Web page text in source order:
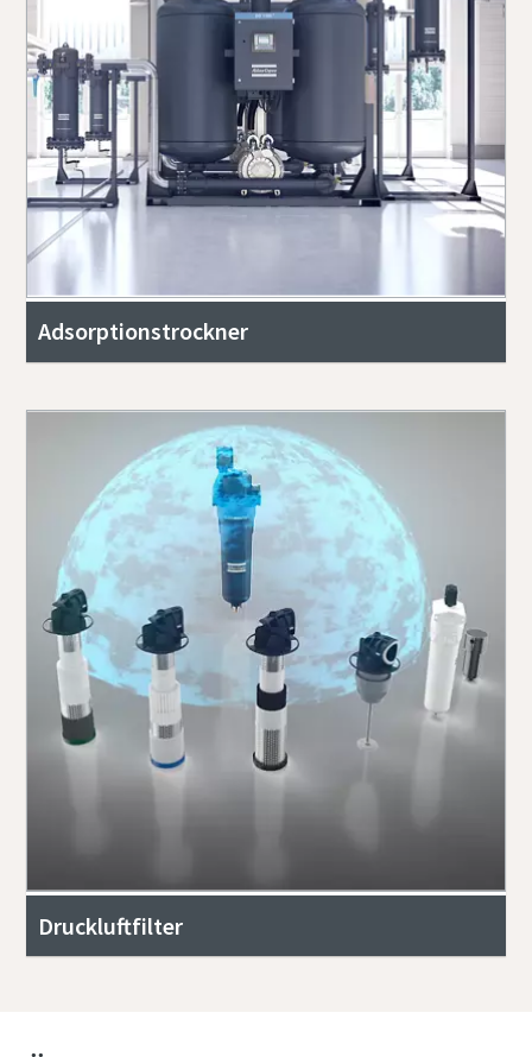
Adsorptionstrockner
Druckluftfilter